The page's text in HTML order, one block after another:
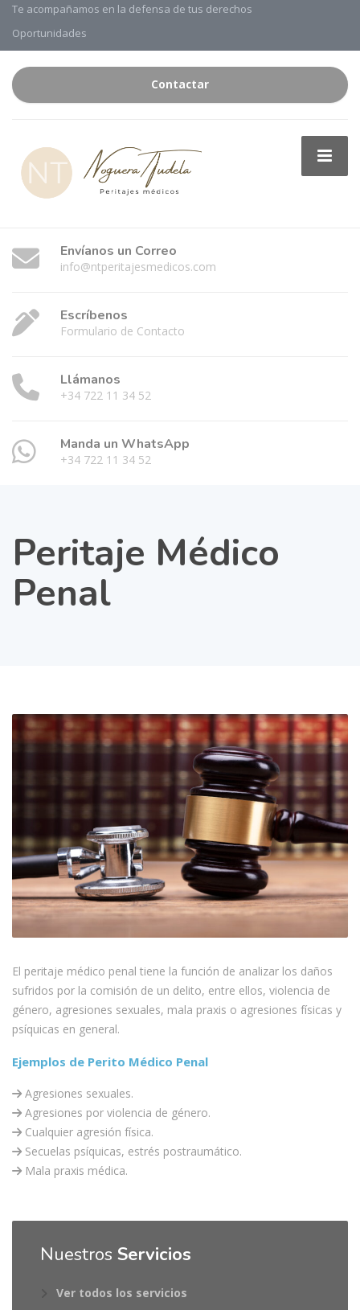
Te acompañamos en la defensa de tus derechos
Oportunidades
Contactar
Envíanos un Correo
info@ntperitajesmedicos.com
Escríbenos
Formulario de Contacto
Llámanos
+34 722 11 34 52
Manda un WhatsApp
+34 722 11 34 52
Peritaje Médico
Penal
El peritaje médico penal tiene la función de analizar los daños
sufridos por la comisión de un delito, entre ellos, violencia de
género, agresiones sexuales, mala praxis o agresiones físicas y
psíquicas en general.
Ejemplos de Perito Médico Penal
Agresiones sexuales.
Agresiones por violencia de género.
Cualquier agresión física.
Secuelas psíquicas, estrés postraumático.
Mala praxis médica.
Nuestros Servicios
Ver todos los servicios